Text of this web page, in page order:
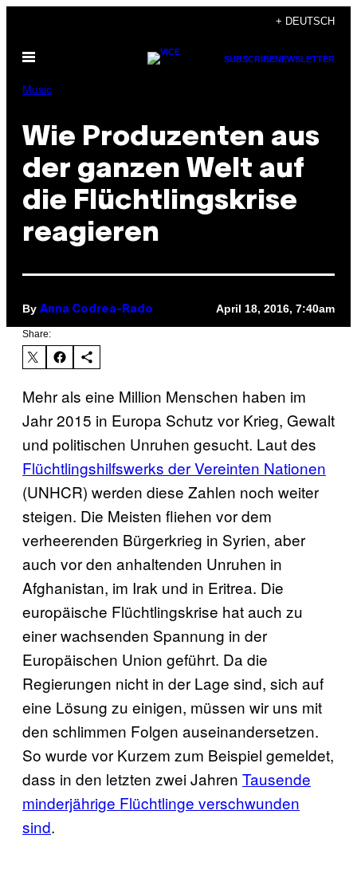
content
+ DEUTSCH
Open
SUBSCRIBENEWSLETTER
Music
Wie Produzenten aus
der ganzen Welt auf
die Flüchtlingskrise
reagieren
By Anna Codrea-Rado April 18, 2016, 7:40am
Share:
Mehr als eine Million Menschen haben im
Jahr 2015 in Europa Schutz vor Krieg, Gewalt
und politischen Unruhen gesucht. Laut des
Flüchtlingshilfswerks der Vereinten Nationen
(UNHCR) werden diese Zahlen noch weiter
steigen. Die Meisten fliehen vor dem
verheerenden Bürgerkrieg in Syrien, aber
auch vor den anhaltenden Unruhen in
Afghanistan, im Irak und in Eritrea. Die
europäische Flüchtlingskrise hat auch zu
einer wachsenden Spannung in der
Europäischen Union geführt. Da die
Regierungen nicht in der Lage sind, sich auf
eine Lösung zu einigen, müssen wir uns mit
den schlimmen Folgen auseinandersetzen.
So wurde vor Kurzem zum Beispiel gemeldet,
dass in den letzten zwei Jahren Tausende
minderjährige Flüchtlinge verschwunden
sind.